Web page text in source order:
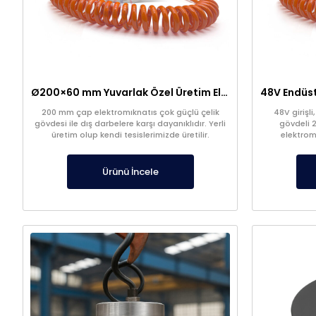
Ø200×60 mm Yuvarlak Özel Üretim Elektromıknatıs – 48V
200 mm çap elektromıknatıs çok güçlü çelik
gövdesi ile dış darbelere karşı dayanıklıdır. Yerli
üretim olup kendi tesislerimizde üretilir.
Ürünü İncele
48V
gövdeli
çekim